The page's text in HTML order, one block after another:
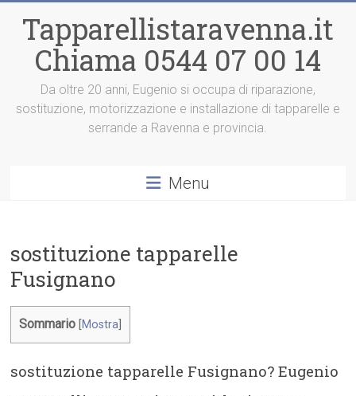
contenuto
Tapparellistaravenna.it
Chiama 0544 07 00 14
Da oltre 20 anni, Eugenio si occupa di riparazione,
sostituzione, motorizzazione e installazione di tapparelle e
serrande a Ravenna e provincia.
Menu
sostituzione tapparelle
Fusignano
Sommario Mostra
sostituzione tapparelle Fusignano? Eugenio